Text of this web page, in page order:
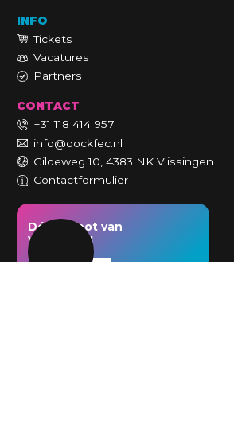
INFO
Tickets
Vacatures
Partners
CONTACT
+31 118 414 957
info@dockfec.nl
Gildeweg 10, 4383 NK Vlissingen
Contactformulier
Dé hotspot van
Vlissingen!